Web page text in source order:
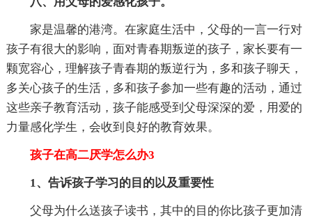
家是温馨的港湾。在家庭生活中，父母的一言一行对
孩子有很大的影响，面对青春期叛逆的孩子，家长要有一
颗宽容心，理解孩子青春期的叛逆行为，多和孩子聊天，
多关心孩子的生活，多和孩子参加一些有趣的活动，通过
这些亲子教育活动，孩子能感受到父母深深的爱，用爱的
力量感化学生，会收到良好的教育效果。
孩子在高二厌学怎么办3
1、告诉孩子学习的目的以及重要性
父母为什么送孩子读书，其中的目的你比孩子更加清